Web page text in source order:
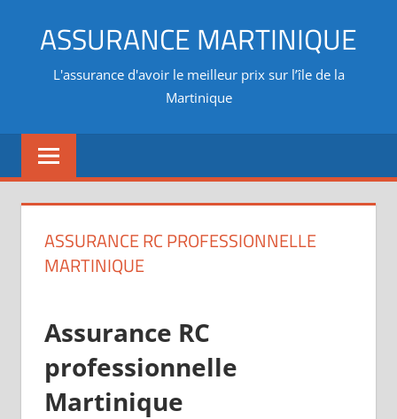
ASSURANCE MARTINIQUE
L'assurance d'avoir le meilleur prix sur l’île de la
Martinique
ASSURANCE RC PROFESSIONNELLE
MARTINIQUE
Assurance RC
professionnelle
Martinique